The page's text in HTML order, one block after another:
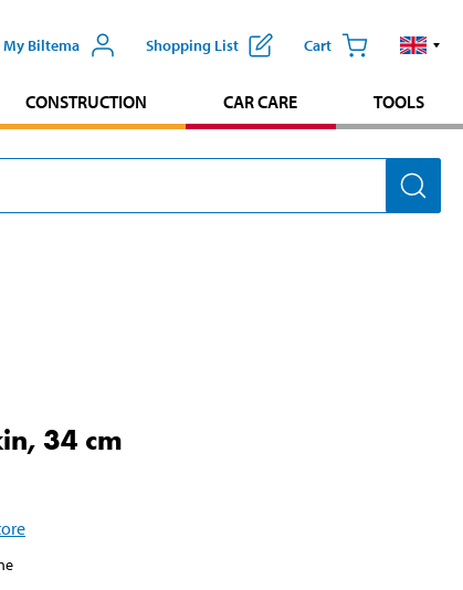
My Biltema Shopping List Cart
CONSTRUCTION CAR CARE TOOLS
34 cm